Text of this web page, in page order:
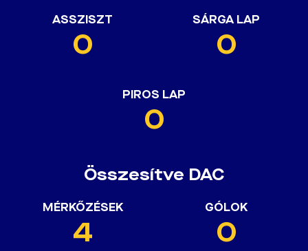
ASSZISZT
0
SÁRGA LAP
0
PIROS LAP
0
Összesítve DAC
MÉRKŐZÉSEK
4
GÓLOK
0